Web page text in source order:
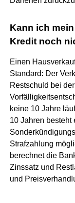
Kann ich
Kredit noch
Einen
Standard: Der
Restschuld bei
keine 10 Jahre
10 Jahren besteht
Strafzahlung
berechnet die
Zinssatz und
und